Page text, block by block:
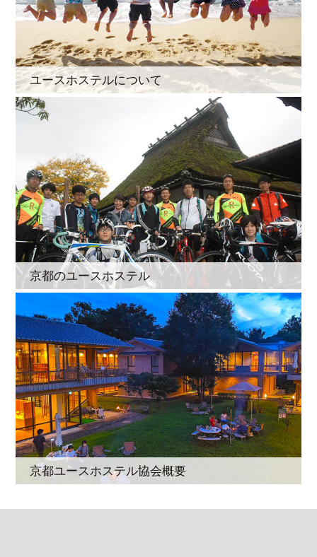
ユースホステルについて
京都のユースホステル
京都ユースホステル協会概要